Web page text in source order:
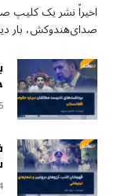
اخیراً نشر یک کلیپ
صدای‌هندوکش، بار
5 آگست 2026
4